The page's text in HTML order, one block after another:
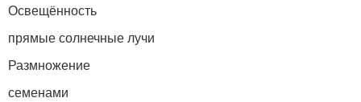
Освещённость
прямые солнечные лучи
Размножение
семенами